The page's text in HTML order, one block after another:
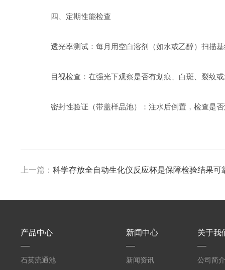
四、定期性能检查
透光率测试：每月用空白溶剂（如水或乙醇）扫描基
目视检查：在强光下观察是否有划痕、白斑、裂纹或
密封性验证（带盖样品池）：注水后倒置，检查是否
上一篇： 科学存放全自动生化仪反应杯是保障检验结果可
产品中心
石英流通池
新闻中心
新闻资讯
关于我
公司简介